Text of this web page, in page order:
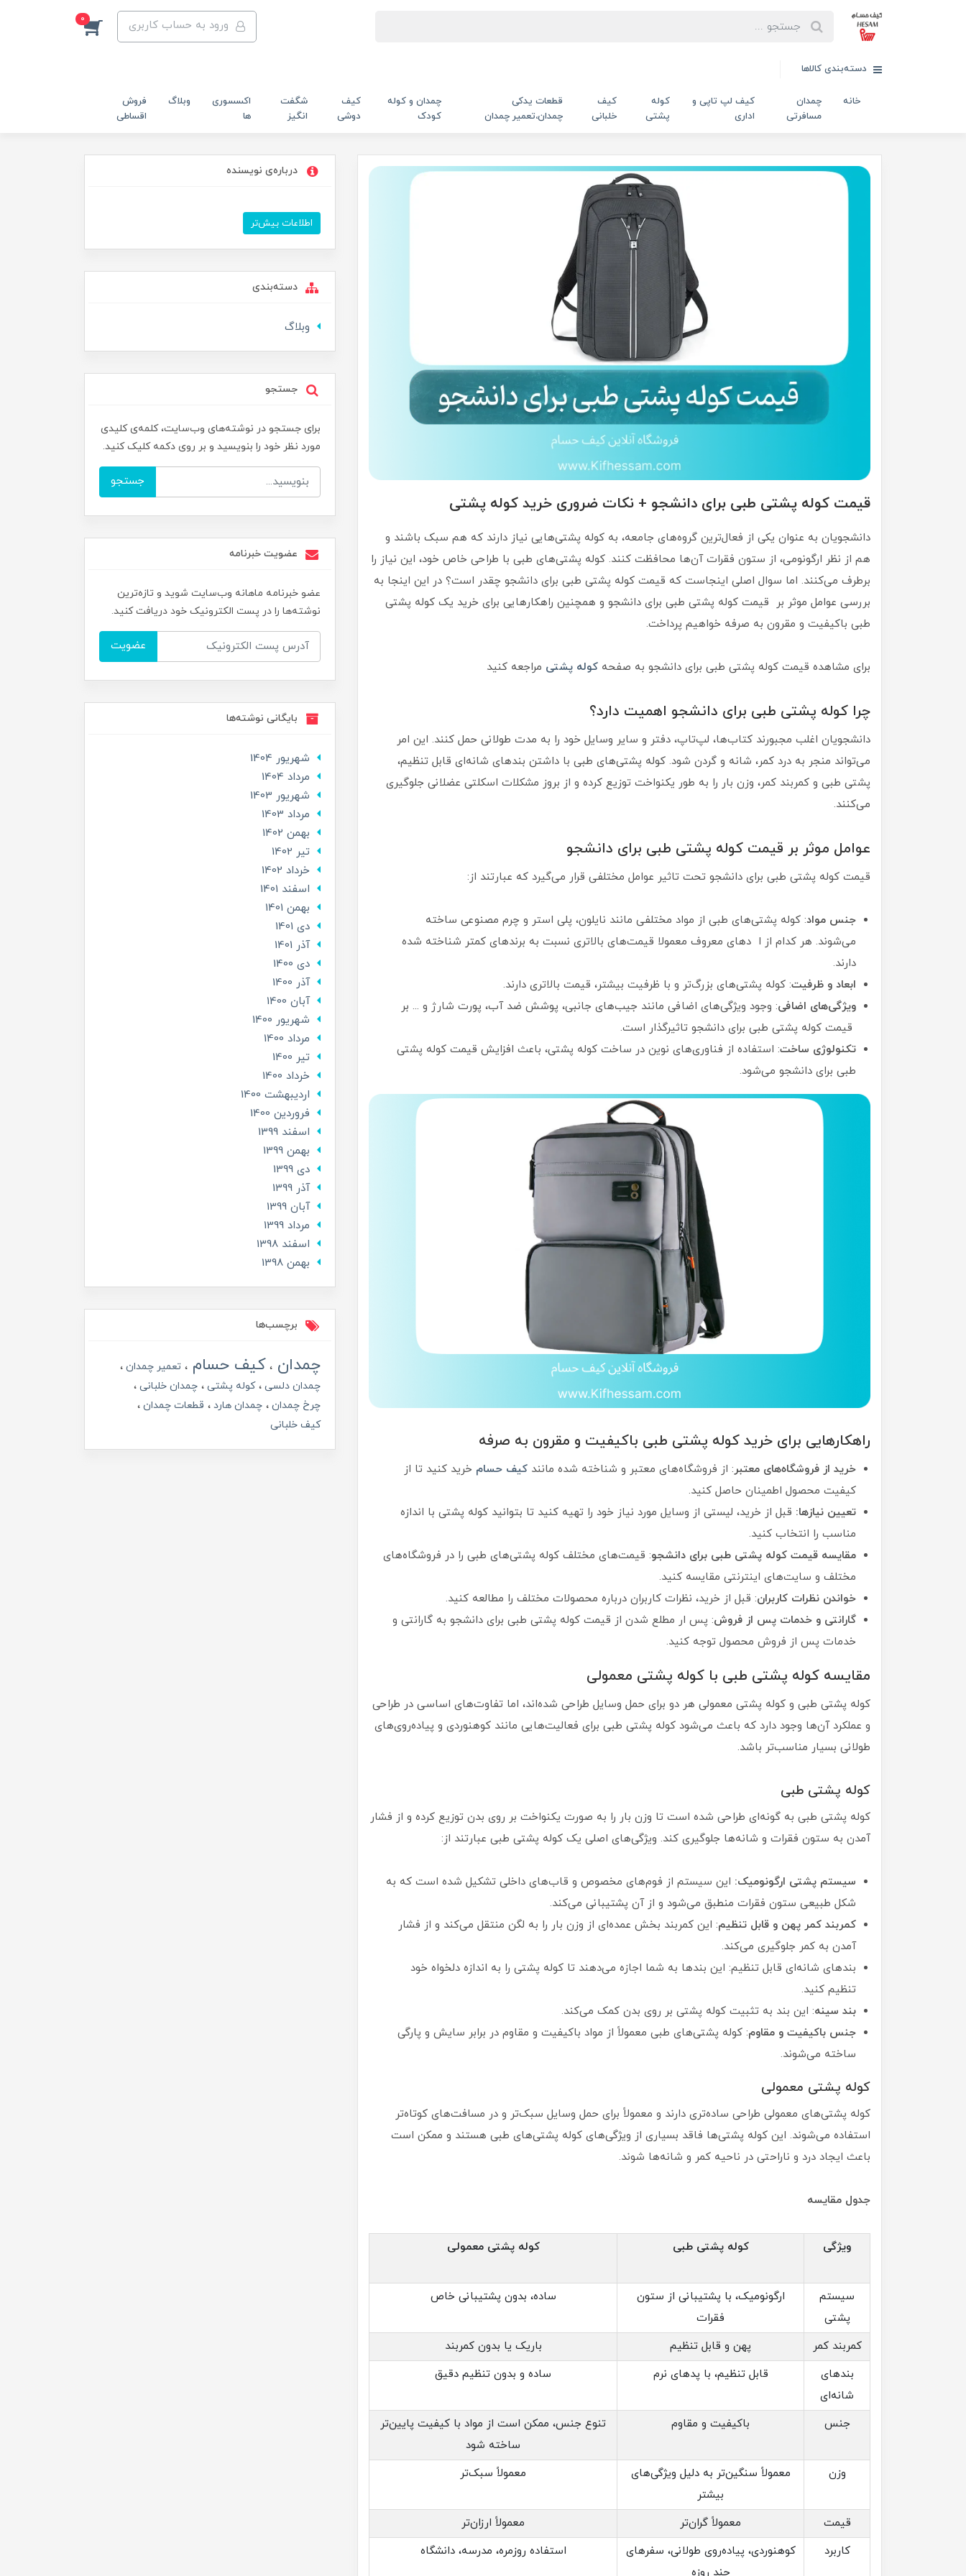
ورود به حساب کاربری 0
دسته‌بندی کالاها
خانه
چمدان
مسافرتی
کیف لپ تاپی و
اداری
کوله
پشتی
کیف
خلبانی
قطعات یدکی
چمدان،تعمیر چمدان
چمدان و کوله
کودک
کیف
دوشی
شگفت
انگیز
اکسسوری
ها
وبلاگ
فروش
اقساطی
قیمت کوله پشتی طبی برای دانشجو + نکات ضروری خرید کوله پشتی
دانشجویان به عنوان یکی از فعال‌ترین گروه‌های جامعه، به کوله پشتی‌هایی نیاز دارند که هم سبک باشند و
هم از نظر ارگونومی، از ستون فقرات آن‌ها محافظت کنند. کوله پشتی‌های طبی با طراحی خاص خود، این نیاز را
برطرف می‌کنند. اما سوال اصلی اینجاست که قیمت کوله پشتی طبی برای دانشجو چقدر است؟ در این اینجا به
بررسی عوامل موثر بر قیمت کوله پشتی طبی برای دانشجو و همچنین راهکارهایی برای خرید یک کوله پشتی
طبی باکیفیت و مقرون به صرفه خواهیم پرداخت.
برای مشاهده قیمت کوله پشتی طبی برای دانشجو به صفحه کوله پشتی مراجعه کنید
چرا کوله پشتی طبی برای دانشجو اهمیت دارد؟
دانشجویان اغلب مجبورند کتاب‌ها، لپ‌تاپ، دفتر و سایر وسایل خود را به مدت طولانی حمل کنند. این امر
می‌تواند منجر به درد کمر، شانه و گردن شود. کوله پشتی‌های طبی با داشتن بندهای شانه‌ای قابل تنظیم،
پشتی طبی و کمربند کمر، وزن بار را به طور یکنواخت توزیع کرده و از بروز مشکلات اسکلتی عضلانی جلوگیری
می‌کنند.
عوامل موثر بر قیمت کوله پشتی طبی برای دانشجو
قیمت کوله پشتی طبی برای دانشجو تحت تاثیر عوامل مختلفی قرار می‌گیرد که عبارتند از:
جنس مواد: کوله پشتی‌های طبی از مواد مختلفی مانند نایلون، پلی استر و چرم مصنوعی ساخته
می‌شوند. هر کدام از ا دهای معروف معمولا قیمت‌های بالاتری نسبت به برندهای کمتر شناخته شده
دارند.
ابعاد و ظرفیت: کوله پشتی‌های بزرگ‌تر و با ظرفیت بیشتر، قیمت بالاتری دارند.
ویژگی‌های اضافی: وجود ویژگی‌های اضافی مانند جیب‌های جانبی، پوشش ضد آب، پورت شارژ و ... بر
قیمت کوله پشتی طبی برای دانشجو تاثیرگذار است.
تکنولوژی ساخت: استفاده از فناوری‌های نوین در ساخت کوله پشتی، باعث افزایش قیمت کوله پشتی
طبی برای دانشجو می‌شود.
راهکارهایی برای خرید کوله پشتی طبی باکیفیت و مقرون به صرفه
خرید از فروشگاه‌های معتبر: از فروشگاه‌های معتبر و شناخته شده مانند کیف حسام خرید کنید تا از
کیفیت محصول اطمینان حاصل کنید.
تعیین نیازها: قبل از خرید، لیستی از وسایل مورد نیاز خود را تهیه کنید تا بتوانید کوله پشتی با اندازه
مناسب را انتخاب کنید.
مقایسه قیمت کوله پشتی طبی برای دانشجو: قیمت‌های مختلف کوله پشتی‌های طبی را در فروشگاه‌های
مختلف و سایت‌های اینترنتی مقایسه کنید.
خواندن نظرات کاربران: قبل از خرید، نظرات کاربران درباره محصولات مختلف را مطالعه کنید.
گارانتی و خدمات پس از فروش: پس ار مطلع شدن از قیمت کوله پشتی طبی برای دانشجو به گارانتی و
خدمات پس از فروش محصول توجه کنید.
مقایسه کوله پشتی طبی با کوله پشتی معمولی
کوله پشتی طبی و کوله پشتی معمولی هر دو برای حمل وسایل طراحی شده‌اند، اما تفاوت‌های اساسی در طراحی
و عملکرد آن‌ها وجود دارد که باعث می‌شود کوله پشتی طبی برای فعالیت‌هایی مانند کوهنوردی و پیاده‌روی‌های
طولانی بسیار مناسب‌تر باشد.
کوله پشتی طبی
کوله پشتی طبی به گونه‌ای طراحی شده است تا وزن بار را به صورت یکنواخت بر روی بدن توزیع کرده و از فشار
آمدن به ستون فقرات و شانه‌ها جلوگیری کند. ویژگی‌های اصلی یک کوله پشتی طبی عبارتند از:
سیستم پشتی ارگونومیک: این سیستم از فوم‌های مخصوص و قاب‌های داخلی تشکیل شده است که به
شکل طبیعی ستون فقرات منطبق می‌شود و از آن پشتیبانی می‌کند.
کمربند کمر پهن و قابل تنظیم: این کمربند بخش عمده‌ای از وزن بار را به لگن منتقل می‌کند و از فشار
آمدن به کمر جلوگیری می‌کند.
بندهای شانه‌ای قابل تنظیم: این بندها به شما اجازه می‌دهند تا کوله پشتی را به اندازه دلخواه خود
تنظیم کنید.
بند سینه: این بند به تثبیت کوله پشتی بر روی بدن کمک می‌کند.
جنس باکیفیت و مقاوم: کوله پشتی‌های طبی معمولاً از مواد باکیفیت و مقاوم در برابر سایش و پارگی
ساخته می‌شوند.
کوله پشتی معمولی
کوله پشتی‌های معمولی طراحی ساده‌تری دارند و معمولاً برای حمل وسایل سبک‌تر و در مسافت‌های کوتاه‌تر
استفاده می‌شوند. این کوله پشتی‌ها فاقد بسیاری از ویژگی‌های کوله پشتی‌های طبی هستند و ممکن است
باعث ایجاد درد و ناراحتی در ناحیه کمر و شانه‌ها شوند.
جدول مقایسه
ویژگی کوله پشتی طبی کوله پشتی معمولی
سیستم
پشتی
ارگونومیک، با پشتیبانی از ستون
فقرات
ساده، بدون پشتیبانی خاص
کمربند کمر پهن و قابل تنظیم
باریک یا بدون کمربند
بندهای
شانه‌ای
قابل تنظیم، با پدهای نرم ساده و بدون تنظیم دقیق
جنس باکیفیت و مقاوم
تنوع جنس، ممکن است از مواد با کیفیت پایین‌تر
ساخته شود
وزن
معمولاً سنگین‌تر به دلیل ویژگی‌های
بیشتر
معمولاً سبک‌تر
قیمت معمولاً گران‌تر
معمولاً ارزان‌تر
کاربرد
کوهنوردی، پیاده‌روی طولانی، سفرهای
چند روزه
استفاده روزمره، مدرسه، دانشگاه
درباره‌ی نویسنده
اطلاعات بیش‌تر
دسته‌بندی
وبلاگ
جستجو
برای جستجو در نوشته‌های وب‌سایت، کلمه‌ی کلیدی
مورد نظر خود را بنویسید و بر روی دکمه کلیک کنید.
جستجو
عضویت خبرنامه
عضو خبرنامه ماهانه وب‌سایت شوید و تازه‌ترین
نوشته‌ها را در پست الکترونیک خود دریافت کنید.
عضویت
بایگانی نوشته‌ها
شهریور 1404
مرداد 1404
شهریور 1403
مرداد 1403
بهمن 1402
تير 1402
خرداد 1402
اسفند 1401
بهمن 1401
دی 1401
آذر 1401
دی 1400
آذر 1400
آبان 1400
شهریور 1400
مرداد 1400
تير 1400
خرداد 1400
ارديبهشت 1400
فروردین 1400
اسفند 1399
بهمن 1399
دی 1399
آذر 1399
آبان 1399
مرداد 1399
اسفند 1398
بهمن 1398
برچسب‌ها
چمدان کیف حسام
تعمیر چمدان
چمدان دلسی
کوله پشتی
چمدان خلبانی
چرخ چمدان
چمدان هارد
قطعات چمدان
کیف خلبانی